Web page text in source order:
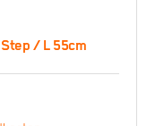
7 Ultra
Step / L 55cm